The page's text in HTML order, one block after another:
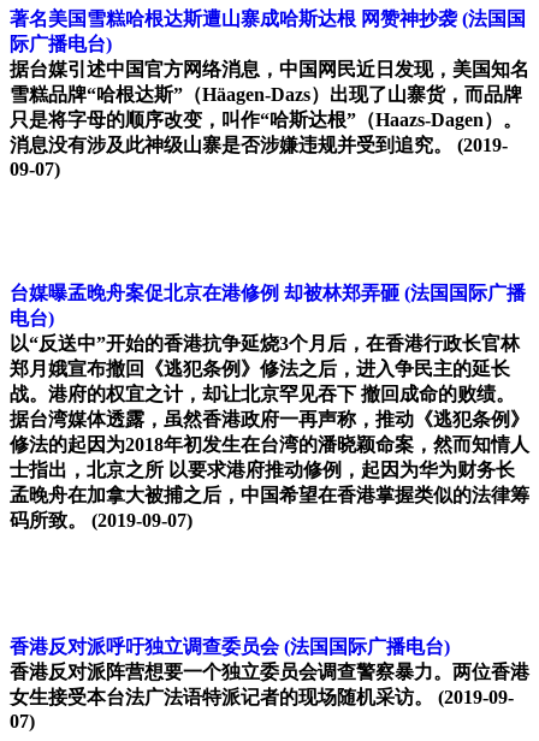
著名美国雪糕哈根达斯遭山寨成哈斯达根 网赞神抄袭 (法国国
际广播电台)
据台媒引述中国官方网络消息，中国网民近日发现，美国知名
雪糕品牌“哈根达斯”（Häagen-Dazs）出现了山寨货，而品牌
只是将字母的顺序改变，叫作“哈斯达根”（Haazs-Dagen）。
消息没有涉及此神级山寨是否涉嫌违规并受到追究。 (2019-
09-07)
台媒曝孟晚舟案促北京在港修例 却被林郑弄砸 (法国国际广播
电台)
以“反送中”开始的香港抗争延烧3个月后，在香港行政长官林
郑月娥宣布撤回《逃犯条例》修法之后，进入争民主的延长
战。港府的权宜之计，却让北京罕见吞下 撤回成命的败绩。
据台湾媒体透露，虽然香港政府一再声称，推动《逃犯条例》
修法的起因为2018年初发生在台湾的潘晓颖命案，然而知情人
士指出，北京之所 以要求港府推动修例，起因为华为财务长
孟晚舟在加拿大被捕之后，中国希望在香港掌握类似的法律筹
码所致。 (2019-09-07)
香港反对派呼吁独立调查委员会 (法国国际广播电台)
香港反对派阵营想要一个独立委员会调查警察暴力。两位香港
女生接受本台法广法语特派记者的现场随机采访。 (2019-09-
07)